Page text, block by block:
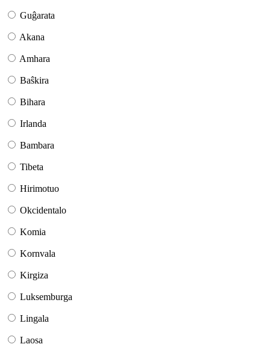
Guĝarata
Akana
Amhara
Baŝkira
Bihara
Irlanda
Bambara
Tibeta
Hirimotuo
Okcidentalo
Komia
Kornvala
Kirgiza
Luksemburga
Lingala
Laosa